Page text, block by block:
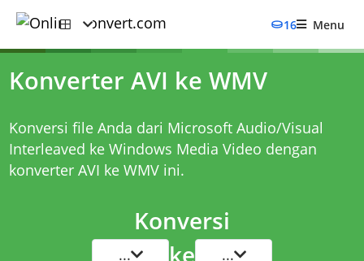
16 Menu
Konverter AVI ke WMV
Konversi file Anda dari Microsoft Audio/Visual
Interleaved ke Windows Media Video dengan
konverter AVI ke WMVini.
Konversi
... ke ...